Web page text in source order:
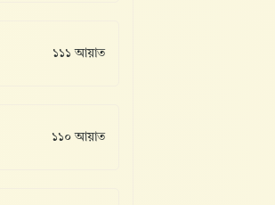
১১১ আয়াত
১১০ আয়াত